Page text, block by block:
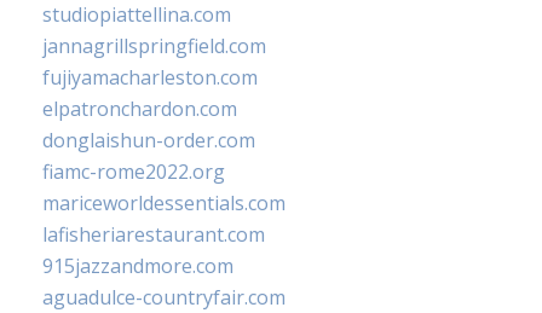
studiopiattellina.com
jannagrillspringfield.com
fujiyamacharleston.com
elpatronchardon.com
donglaishun-order.com
fiamc-rome2022.org
mariceworldessentials.com
lafisheriarestaurant.com
915jazzandmore.com
aguadulce-countryfair.com